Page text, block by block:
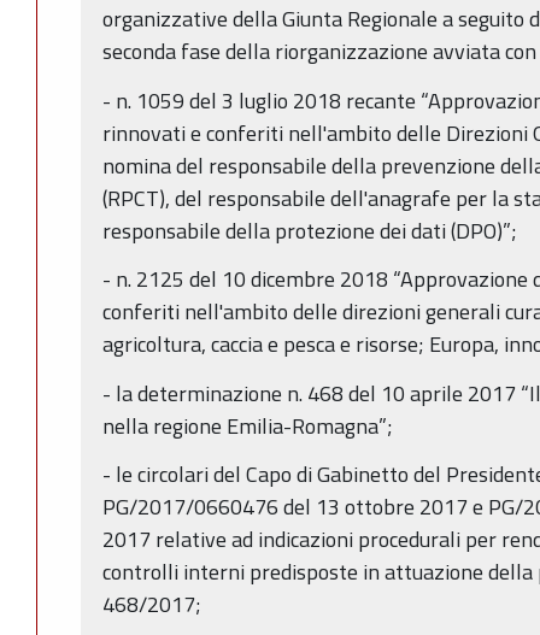
organizzative della Giunta Regionale a
seconda fase della riorganizzazione avviata
- n. 1059 del 3 luglio 2018 recante
rinnovati e conferiti nell'ambito delle Direzioni
nomina del responsabile della prevenzione
(RPCT), del responsabile dell'anagrafe per la
responsabile della protezione dei dati (DPO)”;
- n. 2125 del 10 dicembre 2018 “Approvazione
conferiti nell'ambito delle direzioni generali
agricoltura, caccia e pesca e risorse; Europa,
- la determinazione n. 468 del 10 aprile 2017
nella regione Emilia-Romagna”;
- le circolari del Capo di Gabinetto del
PG/2017/0660476 del 13 ottobre 2017 e PG/
2017 relative ad indicazioni procedurali per
controlli interni predisposte in attuazione della
468/2017;